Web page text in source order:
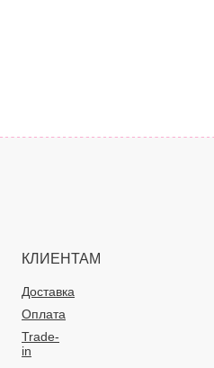
КЛИЕНТАМ
Доставка
Оплата
Trade-
in